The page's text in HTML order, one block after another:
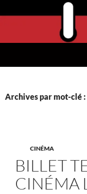
au
Archives par mot-clé
CINÉMA
BILLET
CINÉMA